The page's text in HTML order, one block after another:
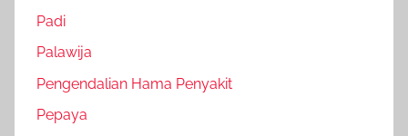
Padi
Palawija
Pengendalian Hama Penyakit
Pepaya